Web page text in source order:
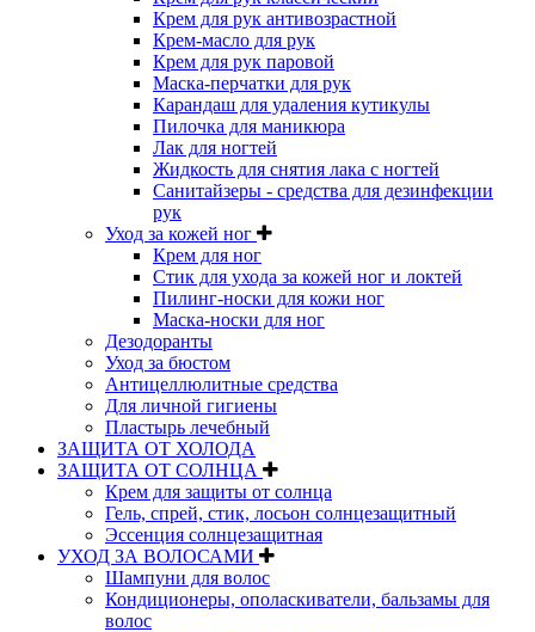
Крем для рук антивозрастной
Крем-масло для рук
Крем для рук паровой
Маска-перчатки для рук
Карандаш для удаления кутикулы
Пилочка для маникюра
Лак для ногтей
Жидкость для снятия лака с ногтей
Санитайзеры - средства для дезинфекции
рук
Уход за кожей ног
Крем для ног
Стик для ухода за кожей ног и локтей
Пилинг-носки для кожи ног
Маска-носки для ног
Дезодоранты
Уход за бюстом
Антицеллюлитные средства
Для личной гигиены
Пластырь лечебный
ЗАЩИТА ОТ ХОЛОДА
ЗАЩИТА ОТ СОЛНЦА
Крем для защиты от солнца
Гель, спрей, стик, лосьон солнцезащитный
Эссенция солнцезащитная
УХОД ЗА ВОЛОСАМИ
Шампуни для волос
Кондиционеры, ополаскиватели, бальзамы для
волос